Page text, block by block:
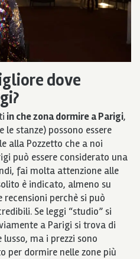
dove
in che zona dormire a Parigi,
le stanze) possono essere
alla Pozzetto che a noi
può essere considerato una
fai molta attenzione alle
è indicato, almeno su
recensioni perchè si può
Se leggi “studio” si
a Parigi si trova di
ma i prezzi sono
per dormire nelle zone più